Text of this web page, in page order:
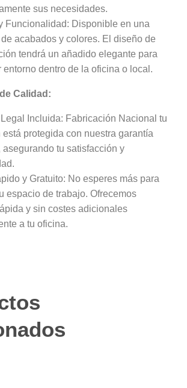
sus necesidades.
Funcionalidad: Disponible en una
acabados y colores. El diseño de
tendrá un añadido elegante para
entorno dentro de la oficina o local.
Calidad:
Incluida: Fabricación Nacional tu
está protegida con nuestra garantía
asegurando tu satisfacción y
y Gratuito: No esperes más para
espacio de trabajo. Ofrecemos
y sin costes adicionales
a tu oficina.